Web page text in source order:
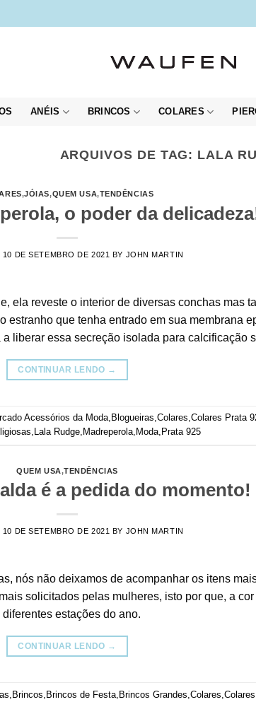
ANÉIS BRINCOS COLARES
ARQUIVOS DE TAG: LALA
,JÓIAS,QUEM USA,TENDÊNCIAS
o poder da
10 DE SETEMBRO DE 2021 BY JOHN MARTIN
ela reveste o interior de diversas conchas mas
estranho que tenha entrado em sua membrana
liberar essa secreção isolada para calcificação
CONTINUAR LENDO →
Acessórios da Moda, Blogueiras,Colares,Colares Prata
, Lala Rudge, Madreperola, Moda, Prata 925
QUEM USA,TENDÊNCIAS
é a pedida do momento!
10 DE SETEMBRO DE 2021 BY JOHN MARTIN
nós não deixamos de acompanhar os itens
solicitados pelas mulheres, isto por que, a
estações do ano.
CONTINUAR LENDO →
Brincos Brincos de Festa Brincos Grandes Colares Colares